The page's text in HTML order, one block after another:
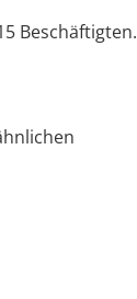
Beschäftigten.